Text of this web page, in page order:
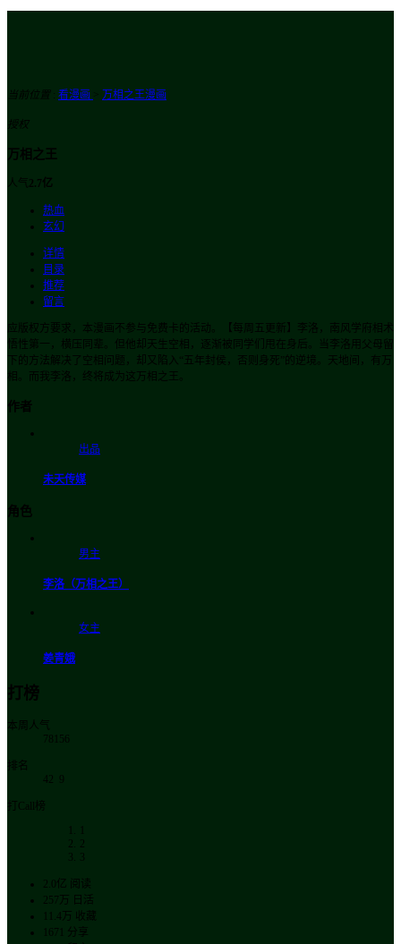
当前位置: 看漫画 > 万相之王漫画
授权
万相之王
人气 2.7亿
热血
玄幻
详情
目录
推荐
留言
应版权方要求，本漫画不参与免费卡的活动。【每周五更新】李洛，南风学府相术
悟性第一，横压同辈。但他却天生空相，逐渐被同学们甩在身后。当李洛用父母留
下的方法解决了空相问题，却又陷入“五年封侯，否则身死”的逆境。天地间，有万
相。而我李洛，终将成为这万相之王。
作者
出品
未天传媒
角色
男主
李洛（万相之王）
女主
姜青娥
打榜
本周人气
78156
排名
42
9
打Call榜
1
2
3
2.0亿 阅读
257万 日活
11.4万 收藏
1671 分享